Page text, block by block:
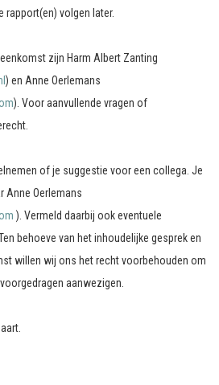
rapport(en) volgen later.
zijn Harm Albert Zanting
) en Anne Oerlemans
). Voor aanvullende vragen of
of je suggestie voor een collega. Je
Anne Oerlemans
). Vermeld daarbij ook eventuele
behoeve van het inhoudelijke gesprek en
willen wij ons het recht voorbehouden om
aanwezigen.